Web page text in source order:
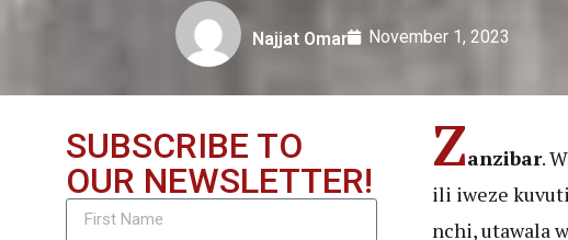
Najjat Omar November 1, 2023
SUBSCRIBE TO
OUR NEWSLETTER!
Zanzibar.
ili iweze
nchi, utawala